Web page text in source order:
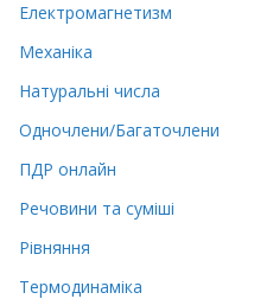
Електромагнетизм
Механіка
Натуральні числа
Одночлени/Багаточлени
ПДР онлайн
Речовини та суміші
Рівняння
Термодинаміка